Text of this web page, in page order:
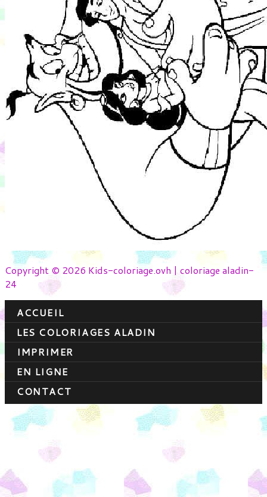
Copyright © 2026 Kids-coloriage.ovh | coloriage aladin-
24
ACCUEIL
LES COLORIAGES ALADIN
IMPRIMER
EN LIGNE
CONTACT